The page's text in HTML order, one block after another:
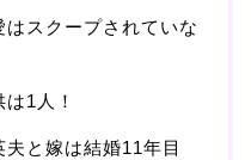
の結婚馴れ初め
スポーツジム！キュー
スクープされていな
1人！
夫と嫁は結婚11年目